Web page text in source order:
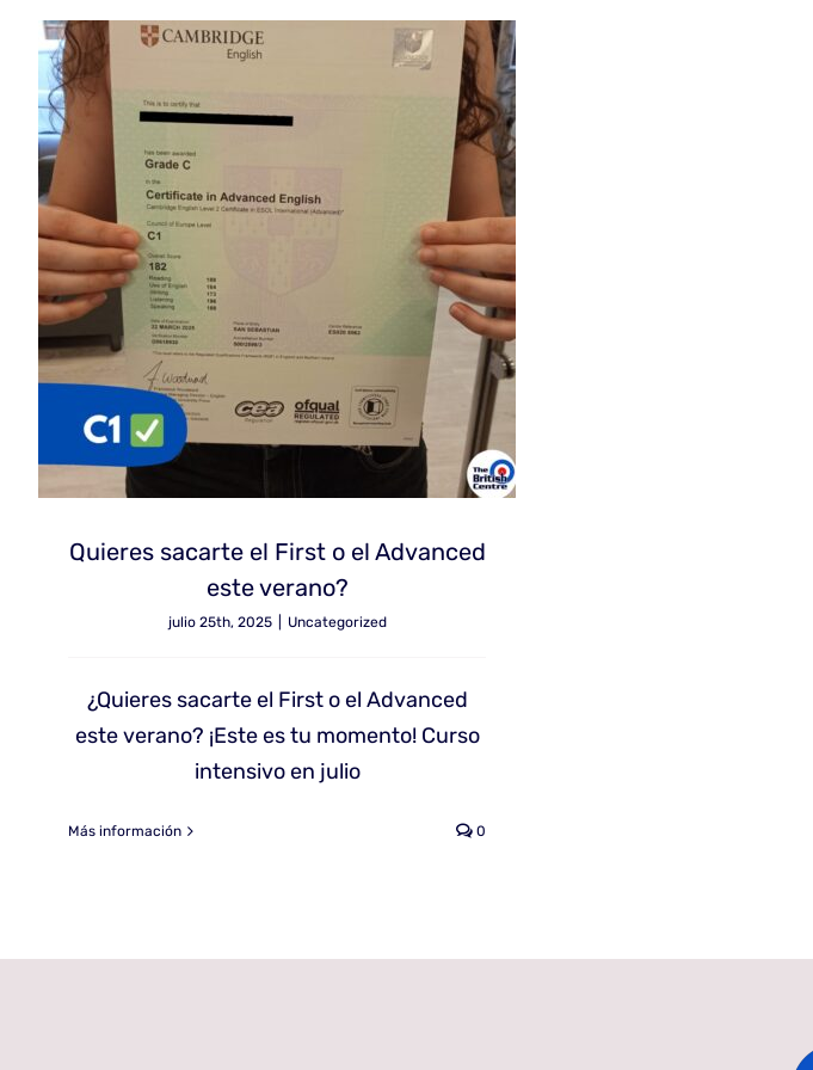
Quieres sacarte el First o el Advanced
este verano?
julio 25th, 2025 Uncategorized
¿Quieres sacarte el First o el Advanced
este verano? ¡Este es tu momento! Curso
intensivo en julio
Más información 0